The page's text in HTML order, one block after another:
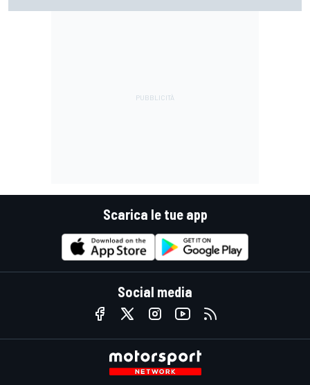
Scarica le tue app
Social media